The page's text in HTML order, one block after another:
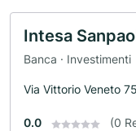
Intesa
Banca · Investimenti
Via Vittorio Veneto
0.0 (0